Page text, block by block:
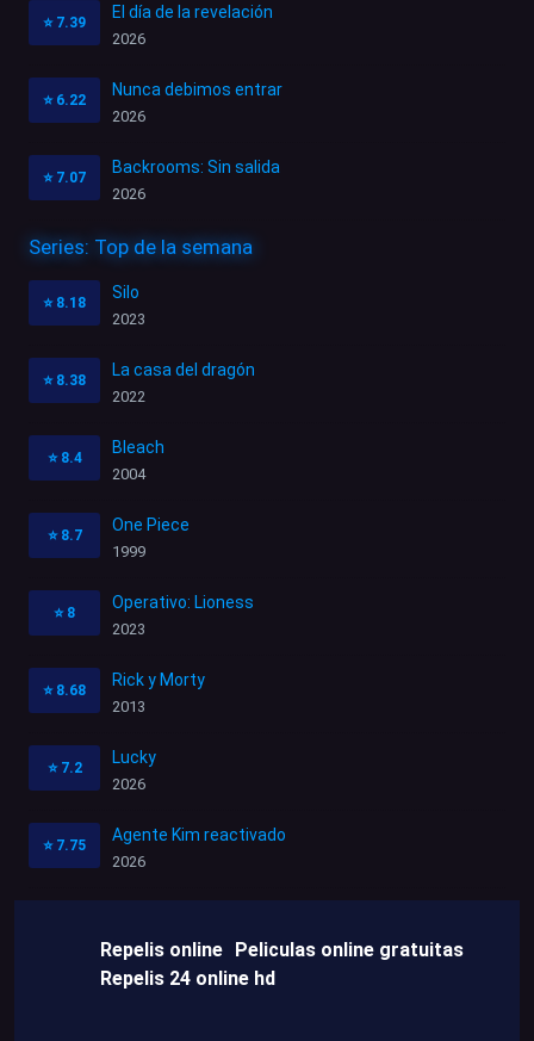
⭐ 7.39
El día de la revelación
2026
⭐ 6.22
Nunca debimos entrar
2026
⭐ 7.07
Backrooms: Sin salida
2026
Series: Top de la semana
⭐ 8.18
Silo
2023
⭐ 8.38
La casa del dragón
2022
⭐ 8.4
Bleach
2004
⭐ 8.7
One Piece
1999
⭐ 8
Operativo: Lioness
2023
⭐ 8.68
Rick y Morty
2013
⭐ 7.2
Lucky
2026
⭐ 7.75
Agente Kim reactivado
2026
Repelis online Peliculas online gratuitas
Repelis 24 online hd